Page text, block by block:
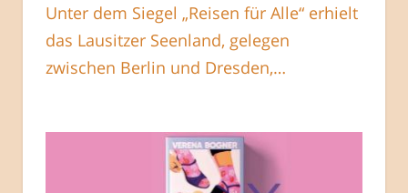
Unter dem Siegel „Reisen für Alle“ erhielt
das Lausitzer Seenland, gelegen
zwischen Berlin und Dresden,…